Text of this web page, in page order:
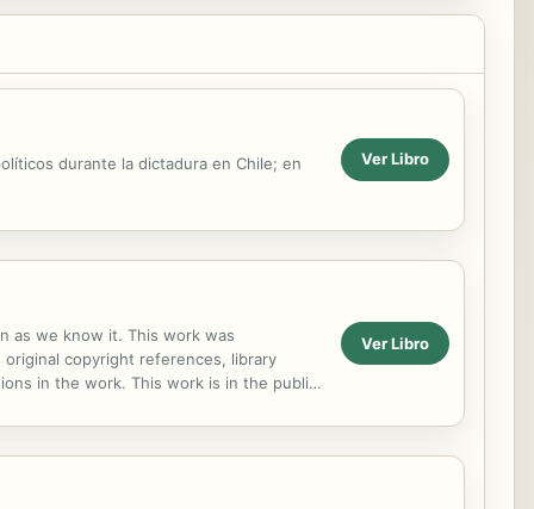
durante la dictadura en Chile; en Ver Libro
as we know it. This work was
copyright references, library
in the work. This work is in the public
Ver Libro